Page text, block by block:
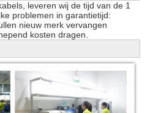
leveren wij de tijd van de 1
problemen in garantietijd:
nieuw merk vervangen
kosten dragen.